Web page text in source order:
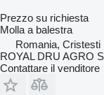
Prezzo su richiesta
Molla a balestra
Romania, Cristesti
ROYAL DRU AGRO
Contattare il venditore